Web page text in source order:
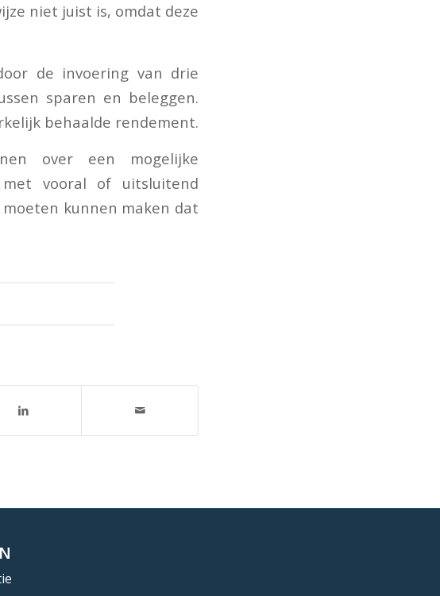
niet juist is, omdat deze
de invoering van drie
sparen en beleggen.
behaalde rendement.
over een mogelijke
vooral of uitsluitend
kunnen maken dat